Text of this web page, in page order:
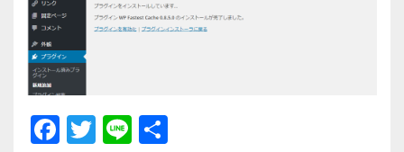
F T Li